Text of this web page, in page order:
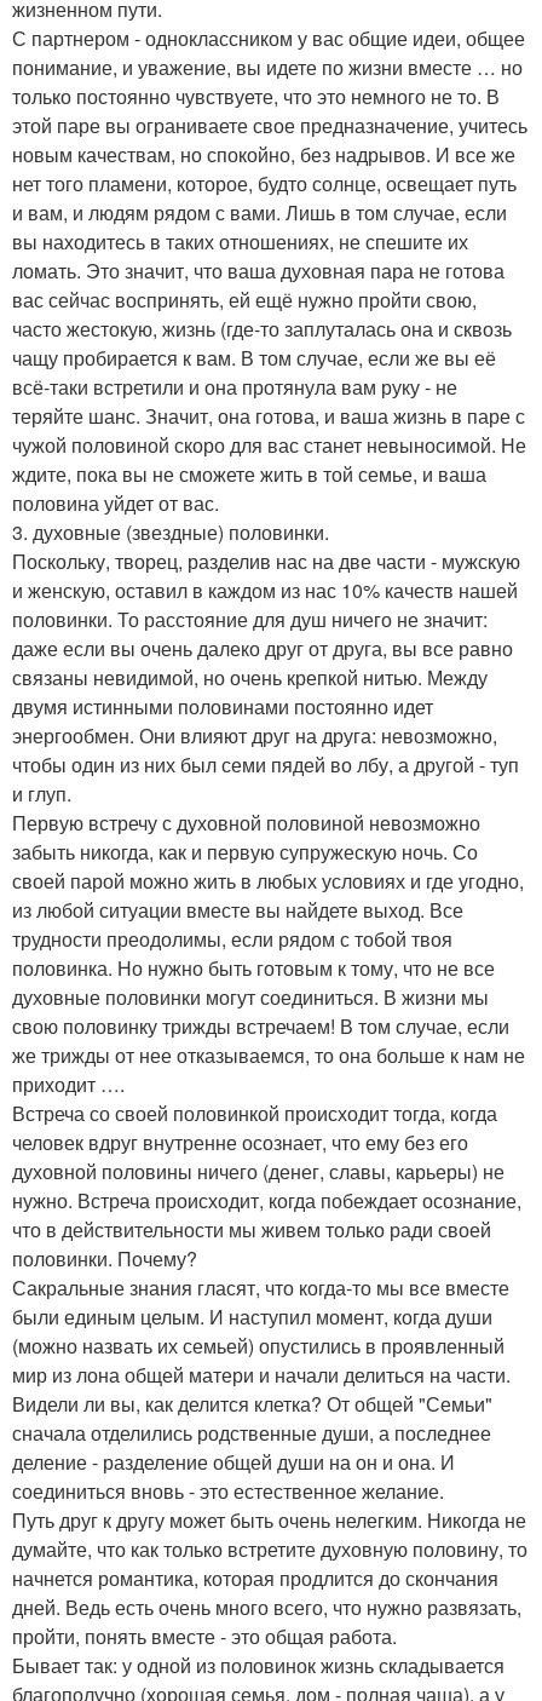
жизненном пути.
С партнером - одноклассником у вас общие идеи, общее
понимание, и уважение, вы идете по жизни вместе … но
только постоянно чувствуете, что это немного не то. В
этой паре вы ограниваете свое предназначение, учитесь
новым качествам, но спокойно, без надрывов. И все же
нет того пламени, которое, будто солнце, освещает путь
и вам, и людям рядом с вами. Лишь в том случае, если
вы находитесь в таких отношениях, не спешите их
ломать. Это значит, что ваша духовная пара не готова
вас сейчас воспринять, ей ещё нужно пройти свою,
часто жестокую, жизнь (где-то заплуталась она и сквозь
чащу пробирается к вам. В том случае, если же вы её
всё-таки встретили и она протянула вам руку - не
теряйте шанс. Значит, она готова, и ваша жизнь в паре с
чужой половиной скоро для вас станет невыносимой. Не
ждите, пока вы не сможете жить в той семье, и ваша
половина уйдет от вас.
3. духовные (звездные) половинки.
Поскольку, творец, разделив нас на две части - мужскую
и женскую, оставил в каждом из нас 10% качеств нашей
половинки. То расстояние для душ ничего не значит:
даже если вы очень далеко друг от друга, вы все равно
связаны невидимой, но очень крепкой нитью. Между
двумя истинными половинами постоянно идет
энергообмен. Они влияют друг на друга: невозможно,
чтобы один из них был семи пядей во лбу, а другой - туп
и глуп.
Первую встречу с духовной половиной невозможно
забыть никогда, как и первую супружескую ночь. Со
своей парой можно жить в любых условиях и где угодно,
из любой ситуации вместе вы найдете выход. Все
трудности преодолимы, если рядом с тобой твоя
половинка. Но нужно быть готовым к тому, что не все
духовные половинки могут соединиться. В жизни мы
свою половинку трижды встречаем! В том случае, если
же трижды от нее отказываемся, то она больше к нам не
приходит ….
Встреча со своей половинкой происходит тогда, когда
человек вдруг внутренне осознает, что ему без его
духовной половины ничего (денег, славы, карьеры) не
нужно. Встреча происходит, когда побеждает осознание,
что в действительности мы живем только ради своей
половинки. Почему?
Сакральные знания гласят, что когда-то мы все вместе
были единым целым. И наступил момент, когда души
(можно назвать их семьей) опустились в проявленный
мир из лона общей матери и начали делиться на части.
Видели ли вы, как делится клетка? От общей "Семьи"
сначала отделились родственные души, а последнее
деление - разделение общей души на он и она. И
соединиться вновь - это естественное желание.
Путь друг к другу может быть очень нелегким. Никогда не
думайте, что как только встретите духовную половину, то
начнется романтика, которая продлится до скончания
дней. Ведь есть очень много всего, что нужно развязать,
пройти, понять вместе - это общая работа.
Бывает так: у одной из половинок жизнь складывается
благополучно (хорошая семья, дом - полная чаша), а у